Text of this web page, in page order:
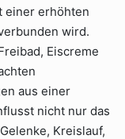
einer erhöhten
wird.
Eiscreme
aus einer
nicht nur das
Kreislauf,